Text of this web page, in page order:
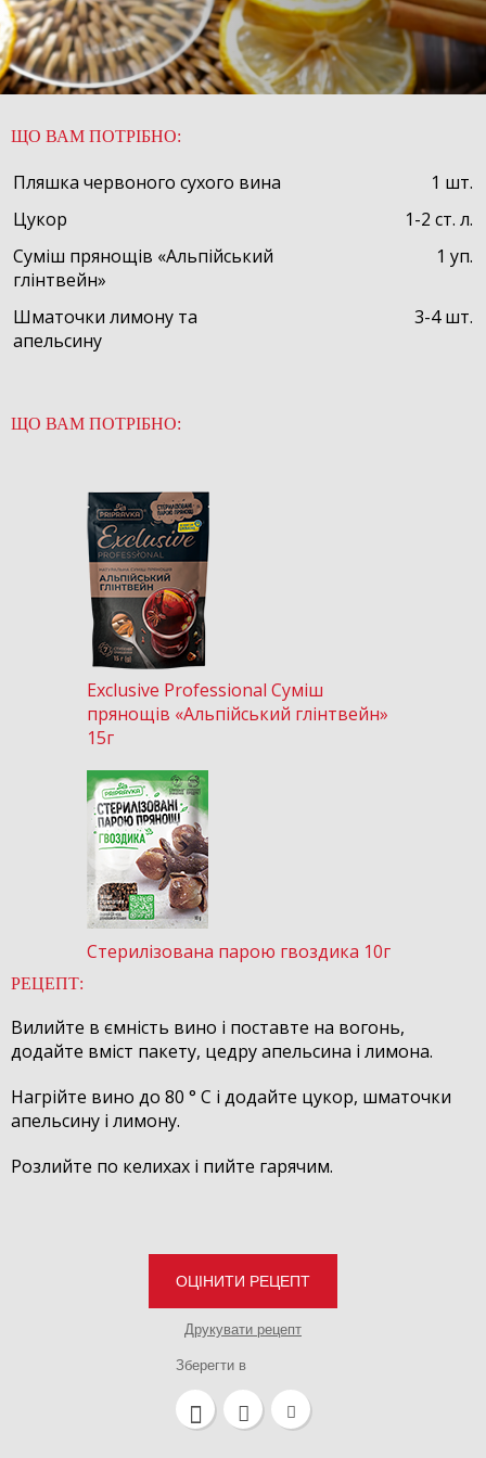
ЩО ВАМ ПОТРІБНО:
Пляшка червоного сухого вина
1 шт.
Цукор
1-2 ст. л.
Суміш прянощів «Альпійський
глінтвейн»
1 уп.
Шматочки лимону та
апельсину
3-4 шт.
ЩО ВАМ ПОТРІБНО:
Exclusive Professional Суміш
прянощів «Альпійський глінтвейн»
15г
Стерилізована парою гвоздика 10г
РЕЦЕПТ:
Вилийте в ємність вино і поставте на вогонь,
додайте вміст пакету, цедру апельсина і лимона.
Нагрійте вино до 80 ° С і додайте цукор, шматочки
апельсину і лимону.
Розлийте по келихах і пийте гарячим.
ОЦІНИТИ РЕЦЕПТ
Друкувати рецепт
Зберегти в